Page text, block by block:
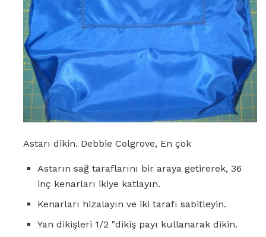
Astarı dikin. Debbie Colgrove, En çok
Astarın sağ taraflarını bir araya getirerek, 36
inç kenarları ikiye katlayın.
Kenarları hizalayın ve iki tarafı sabitleyin.
Yan dikişleri 1/2 "dikiş payı kullanarak dikin.